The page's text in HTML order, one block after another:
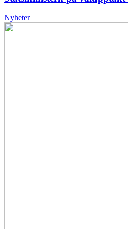
Nyheter